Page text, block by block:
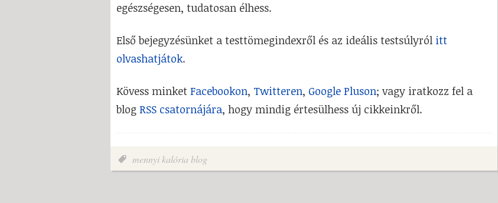
egészségesen, tudatosan élhess.
Első bejegyzésünket a testtömegindexről és az ideális testsúlyról itt
olvashatjátok.
Kövess minket Facebookon, Twitteren, Google Pluson; vagy iratkozz fel a
blog RSS csatornájára, hogy mindig értesülhess új cikkeinkről.
mennyi kalória blog